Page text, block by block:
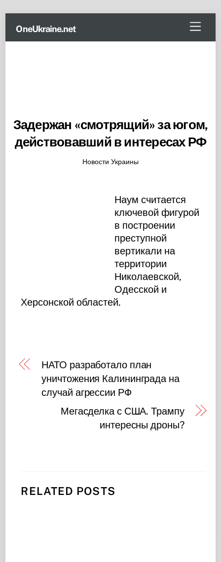
content
Menu
OneUkraine.net
Задержан «смотрящий» за югом,
действовавший в интересах РФ
Новости Украины
Наум считается
ключевой фигурой
в построении
преступной
вертикали на
территории
Николаевской,
Одесской и
Херсонской областей.
НАТО разработало план
уничтожения Калининграда на
случай агрессии РФ
Мегасделка с США. Трампу
интересны дроны?
RELATED POSTS